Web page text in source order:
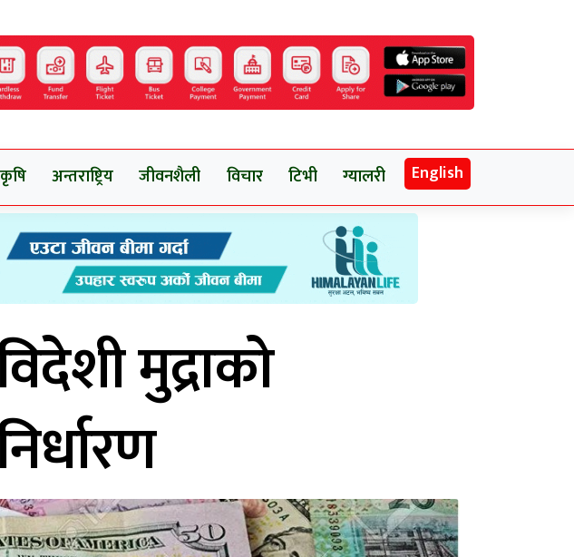
अन्तराष्ट्रिय जीवनशैली विचार टिभी ग्यालरी English
मुद्राको